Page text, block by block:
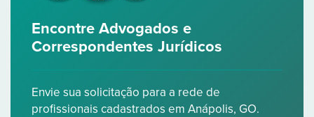
Encontre Advogados e
Correspondentes Jurídicos
Envie sua solicitação para a rede de
profissionais cadastrados em Anápolis, GO.